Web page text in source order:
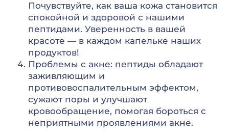
Почувствуйте, как ваша кожа становится
спокойной и здоровой с нашими
пептидами. Уверенность в вашей
красоте — в каждом капельке наших
продуктов!
Проблемы с акне: пептиды обладают
заживляющим и
противовоспалительным эффектом,
сужают поры и улучшают
кровообращение, помогая бороться с
неприятными проявлениями акне.